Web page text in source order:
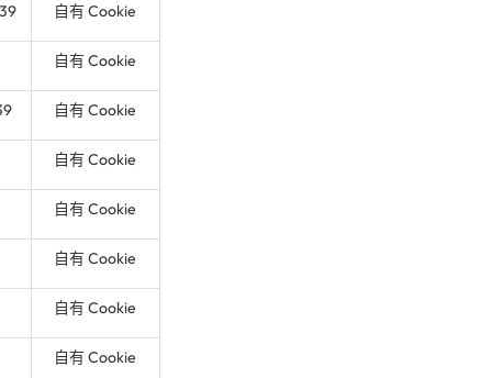
自有 Cookie
自有 Cookie
自有 Cookie
自有 Cookie
自有 Cookie
自有 Cookie
自有 Cookie
自有 Cookie